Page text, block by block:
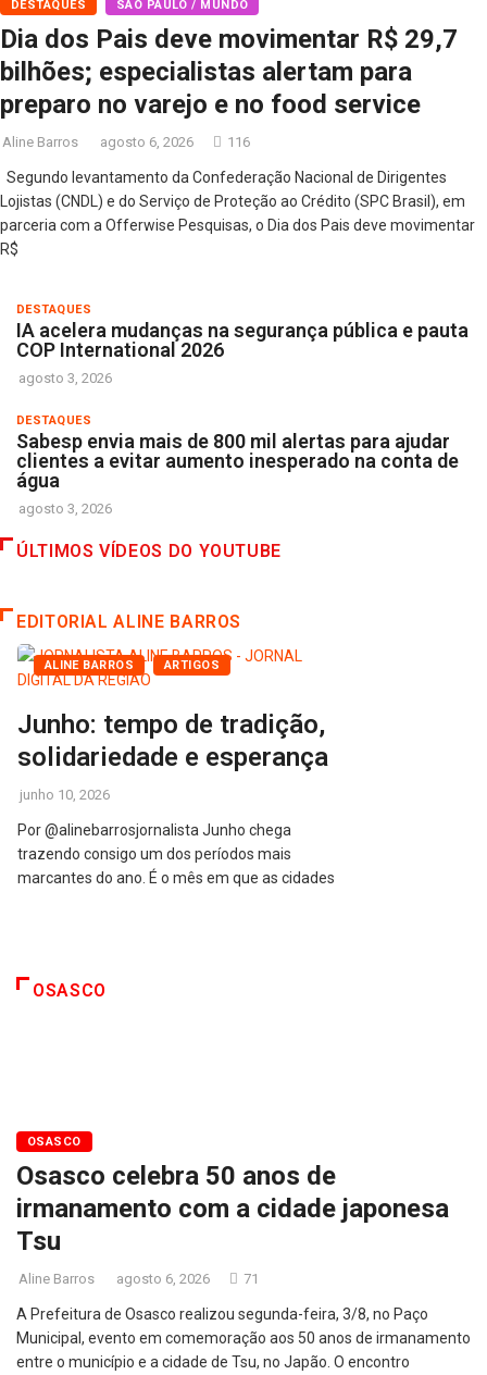
DESTAQUES SÃO PAULO / MUNDO
Dia dos Pais deve movimentar R$ 29,7
bilhões; especialistas alertam para
preparo no varejo e no food service
Aline Barros agosto 6, 2026 116
Segundo levantamento da Confederação Nacional de Dirigentes
Lojistas (CNDL) e do Serviço de Proteção ao Crédito (SPC Brasil), em
parceria com a Offerwise Pesquisas, o Dia dos Pais deve movimentar
R$
DESTAQUES
IA acelera mudanças na segurança pública e pauta
COP International 2026
agosto 3, 2026
DESTAQUES
Sabesp envia mais de 800 mil alertas para ajudar
clientes a evitar aumento inesperado na conta de
água
agosto 3, 2026
ÚLTIMOS VÍDEOS DO YOUTUBE
EDITORIAL ALINE BARROS
ALINE BARROS ARTIGOS
Junho: tempo de tradição,
solidariedade e esperança
junho 10, 2026
Por @alinebarrosjornalista Junho chega
trazendo consigo um dos períodos mais
marcantes do ano. É o mês em que as cidades
OSASCO
OSASCO
Osasco celebra 50 anos de
irmanamento com a cidade japonesa
Tsu
Aline Barros agosto 6, 2026 71
A Prefeitura de Osasco realizou segunda-feira, 3/8, no Paço
Municipal, evento em comemoração aos 50 anos de irmanamento
entre o município e a cidade de Tsu, no Japão. O encontro